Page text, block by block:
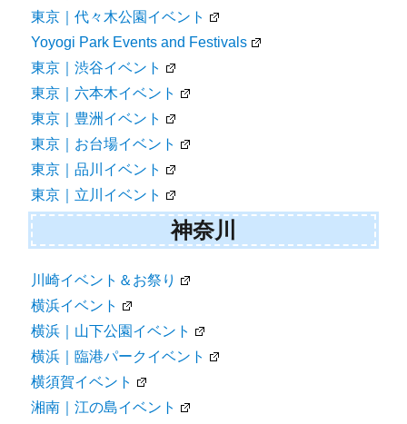
東京｜代々木公園イベント
Yoyogi Park Events and Festivals
東京｜渋谷イベント
東京｜六本木イベント
東京｜豊洲イベント
東京｜お台場イベント
東京｜品川イベント
東京｜立川イベント
神奈川
川崎イベント＆お祭り
横浜イベント
横浜｜山下公園イベント
横浜｜臨港パークイベント
横須賀イベント
湘南｜江の島イベント